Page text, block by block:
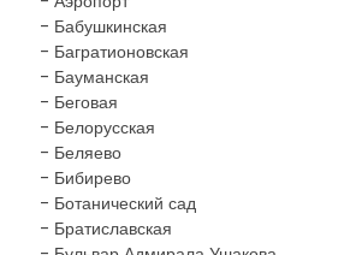
- Бабушкинская
- Багратионовская
- Бауманская
- Беговая
- Белорусская
- Беляево
- Бибирево
- Ботанический сад
- Братиславская